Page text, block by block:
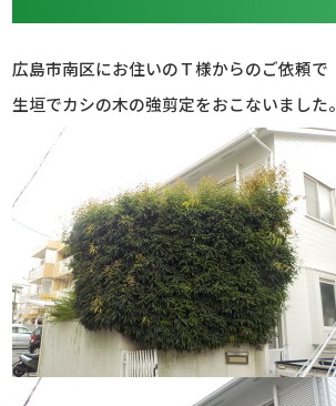
広島市南区にお住いのＴ様からのご依頼で
生垣でカシの木の強剪定をおこないました。